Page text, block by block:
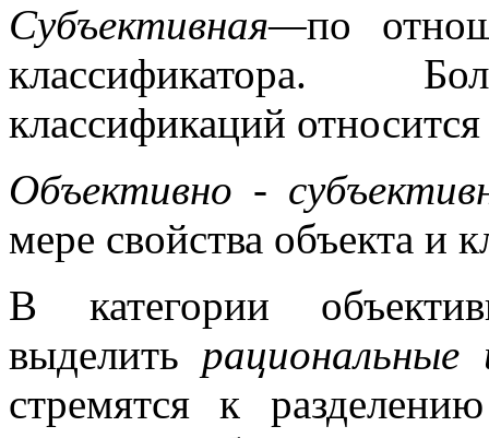
Субъективная—по
классификатора.
классификаций
Объективно -
мере свойства объекта и
В категории
выделить рациональные
стремятся к